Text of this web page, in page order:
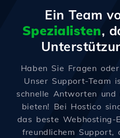
Ein Team
Spezialisten,
Haben Sie Fragen
Unser Support-Team
schnelle Antworten und
bieten! Bei Hostico
das beste Webhosting-
freundlichem